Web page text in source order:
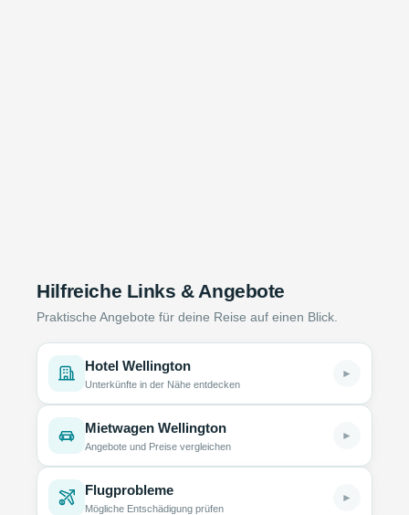
Hilfreiche Links & Angebote
Praktische Angebote für deine Reise auf einen Blick.
Hotel Wellington
Unterkünfte in der Nähe entdecken
►
Mietwagen Wellington
Angebote und Preise vergleichen
►
Flugprobleme
Mögliche Entschädigung prüfen
►